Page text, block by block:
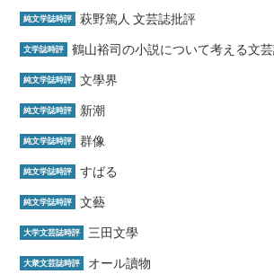
純文学誌時評 萩野篤人 文芸誌批評
文学誌時評 鶴山裕司の小説について考える文
純文学誌時評 文學界
純文学誌時評 新潮
純文学誌時評 群像
純文学誌時評 すばる
純文学誌時評 文藝
大学文芸誌時評 三田文學
大衆文芸誌時評 オール讀物